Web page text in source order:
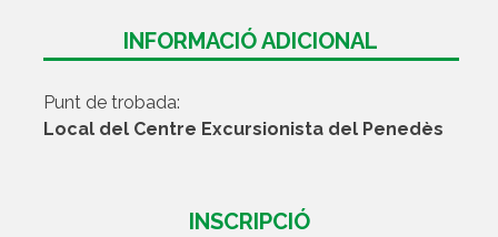
INFORMACIÓ ADICIONAL
Punt de trobada:
Local del Centre Excursionista del Penedès
INSCRIPCIÓ